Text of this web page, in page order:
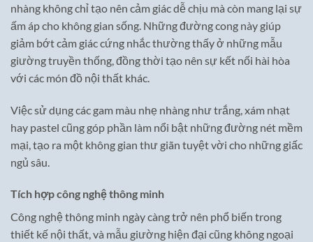
nhàng không chỉ tạo nên cảm giác dễ chịu mà còn mang lại sự
ấm áp cho không gian sống. Những đường cong này giúp
giảm bớt cảm giác cứng nhắc thường thấy ở những mẫu
giường truyền thống, đồng thời tạo nên sự kết nối hài hòa
với các món đồ nội thất khác.
Việc sử dụng các gam màu nhẹ nhàng như trắng, xám nhạt
hay pastel cũng góp phần làm nổi bật những đường nét mềm
mại, tạo ra một không gian thư giãn tuyệt vời cho những giấc
ngủ sâu.
Tích hợp công nghệ thông minh
Công nghệ thông minh ngày càng trở nên phổ biến trong
thiết kế nội thất, và mẫu giường hiện đại cũng không ngoại